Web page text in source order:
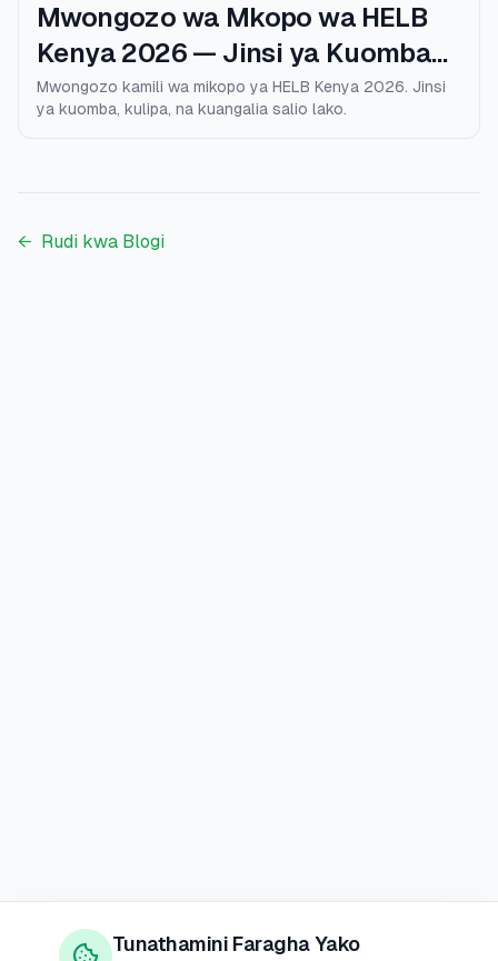
Mwongozo wa Mkopo wa HELB
Kenya 2026 — Jinsi ya Kuomba
na Kulipa
Mwongozo kamili wa mikopo ya HELB Kenya 2026. Jinsi
ya kuomba, kulipa, na kuangalia salio lako.
← Rudi kwa Blogi
Tunathamini Faragha Yako